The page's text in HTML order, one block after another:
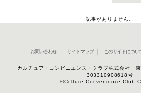
記事がありません。
お問い合わせ サイトマップ このサイトについ
カルチュア・コンビニエンス・クラブ株式会社
303310908618号
©Culture Convenience Club